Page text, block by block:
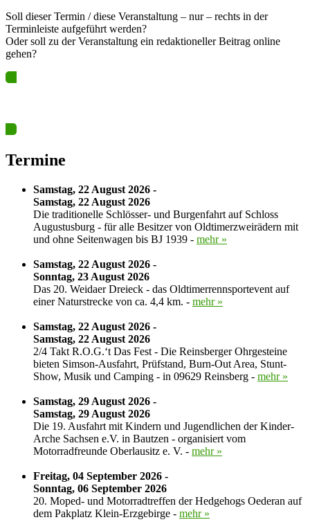
Soll dieser Termin / diese Veranstaltung – nur – rechts in der
Terminleiste aufgeführt werden?
Oder soll zu der Veranstaltung ein redaktioneller Beitrag online
gehen?
Termine
Samstag, 22 August 2026 -
Samstag, 22 August 2026
Die traditionelle Schlösser- und Burgenfahrt auf Schloss
Augustusburg - für alle Besitzer von Oldtimerzweirädern mit
und ohne Seitenwagen bis BJ 1939 - mehr »
Samstag, 22 August 2026 -
Sonntag, 23 August 2026
Das 20. Weidaer Dreieck - das Oldtimerrennsportevent auf
einer Naturstrecke von ca. 4,4 km. - mehr »
Samstag, 22 August 2026 -
Samstag, 22 August 2026
2/4 Takt R.O.G.‘t Das Fest - Die Reinsberger Ohrgesteine
bieten Simson-Ausfahrt, Prüfstand, Burn-Out Area, Stunt-
Show, Musik und Camping - in 09629 Reinsberg - mehr »
Samstag, 29 August 2026 -
Samstag, 29 August 2026
Die 19. Ausfahrt mit Kindern und Jugendlichen der Kinder-
Arche Sachsen e.V. in Bautzen - organisiert vom
Motorradfreunde Oberlausitz e. V. - mehr »
Freitag, 04 September 2026 -
Sonntag, 06 September 2026
20. Moped- und Motorradtreffen der Hedgehogs Oederan auf
dem Pakplatz Klein-Erzgebirge - mehr »